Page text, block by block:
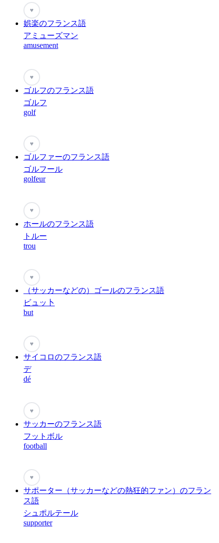
♥
娯楽のフランス語
アミューズマン
amusement
♥
ゴルフのフランス語
ゴルフ
golf
♥
ゴルファーのフランス語
ゴルフール
golfeur
♥
ホールのフランス語
トルー
trou
♥
（サッカーなどの）ゴールのフランス語
ビュッ卜
but
♥
サイコロのフランス語
デ
dé
♥
サッカーのフランス語
フットボル
football
♥
サポーター（サッカーなどの熱狂的ファン）のフラン
ス語
シュポルテール
supporter